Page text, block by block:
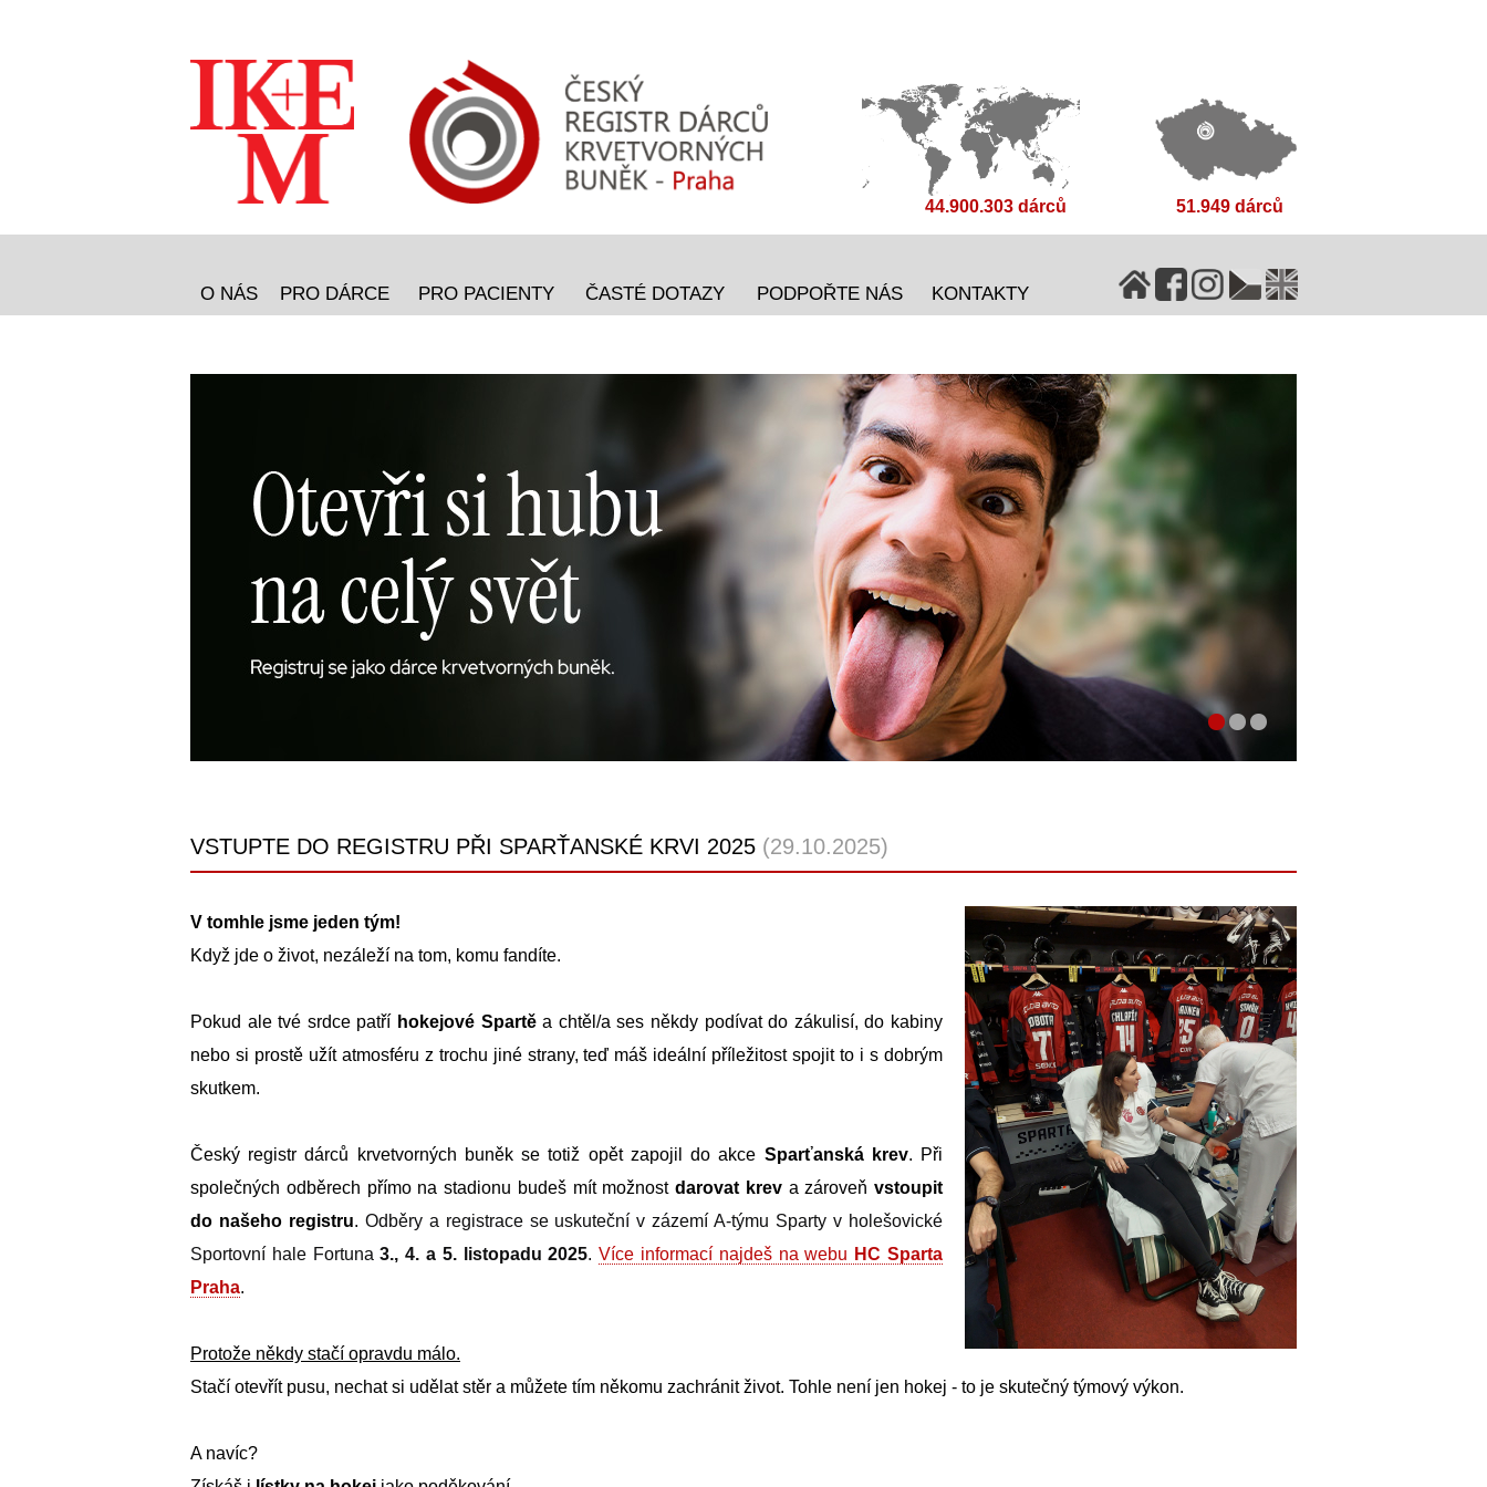
44.900.303 dárců 51.949 dárců
O NÁS PRO DÁRCE PRO PACIENTY ČASTÉ DOTAZY PODPOŘTE NÁS KONTAKTY
VSTUPTE DO REGISTRU PŘI SPARŤANSKÉ KRVI 2025 (29.10.2025)
V tomhle jsme jeden tým!
Když jde o život, nezáleží na tom, komu fandíte.
Pokud ale tvé srdce patří hokejové Spartěa chtěl/a ses někdy podívat do zákulisí, do kabiny
nebo si prostě užít atmosféru z trochu jiné strany, teď máš ideální příležitost spojit to i s dobrým
skutkem.
Český registr dárců krvetvorných buněk se totiž opět zapojil do akce Sparťanská krev. Při
společných odběrech přímo na stadionu budeš mít možnost darovat kreva zároveň vstoupit
do našeho registru. Odběry a registrace se uskuteční v zázemí A-týmu Sparty v holešovické
Sportovní hale Fortuna3., 4. a 5. listopadu 2025.Více informací najdeš na webu HC Sparta
Praha.
Protože někdy stačí opravdu málo.
Stačí otevřít pusu, nechat si udělat stěr a můžete tím někomu zachránit život. Tohle není jen hokej - to je skutečný týmový výkon.
A navíc?